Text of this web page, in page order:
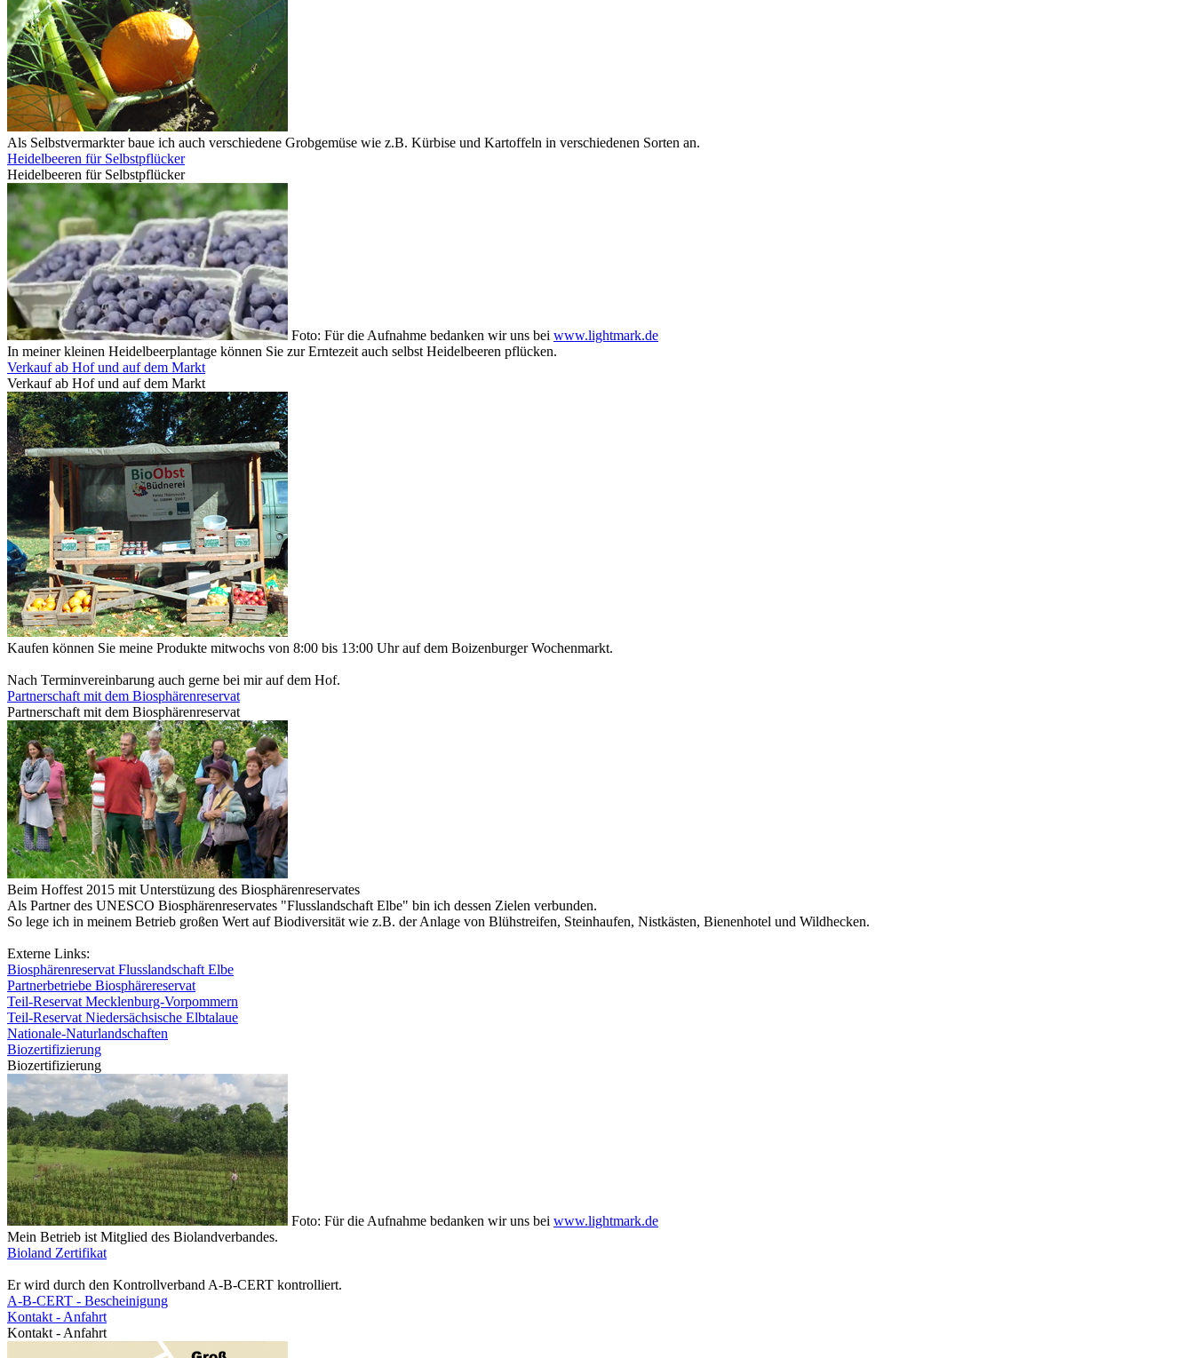
Als Selbstvermarkter baue ich auch verschiedene Grobgemüse wie z.B. Kürbise und Kartoffeln in verschiedenen Sorten an.
Heidelbeeren für Selbstpflücker
Heidelbeeren für Selbstpflücker
Foto: Für die Aufnahme bedanken wir uns bei www.lightmark.de
In meiner kleinen Heidelbeerplantage können Sie zur Erntezeit auch selbst Heidelbeeren pflücken.
Verkauf ab Hof und auf dem Markt
Verkauf ab Hof und auf dem Markt
Kaufen können Sie meine Produkte mitwochs von 8:00 bis 13:00 Uhr auf dem Boizenburger Wochenmarkt.
Nach Terminvereinbarung auch gerne bei mir auf dem Hof.
Partnerschaft mit dem Biosphärenreservat
Partnerschaft mit dem Biosphärenreservat
Beim Hoffest 2015 mit Unterstüzung des Biosphärenreservates
Als Partner des UNESCO Biosphärenreservates "Flusslandschaft Elbe" bin ich dessen Zielen verbunden.
So lege ich in meinem Betrieb großen Wert auf Biodiversität wie z.B. der Anlage von Blühstreifen, Steinhaufen, Nistkästen, Bienenhotel und Wildhecken.
Externe Links:
Biosphärenreservat Flusslandschaft Elbe
Partnerbetriebe Biosphärereservat
Teil-Reservat Mecklenburg-Vorpommern
Teil-Reservat Niedersächsische Elbtalaue
Nationale-Naturlandschaften
Biozertifizierung
Biozertifizierung
Foto: Für die Aufnahme bedanken wir uns bei www.lightmark.de
Mein Betrieb ist Mitglied des Biolandverbandes.
Bioland Zertifikat
Er wird durch den Kontrollverband A-B-CERT kontrolliert.
A-B-CERT - Bescheinigung
Kontakt - Anfahrt
Kontakt - Anfahrt